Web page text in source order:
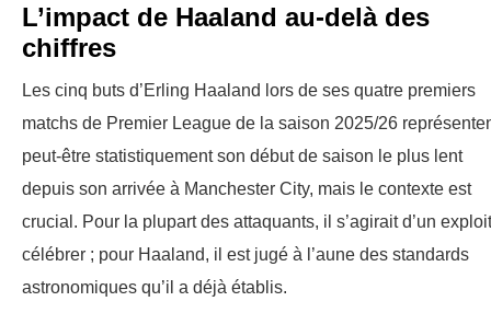
L’impact de Haaland au-delà des
chiffres
Les cinq buts d’Erling Haaland lors de ses quatre premiers
matchs de Premier League de la saison 2025/26
peut-être statistiquement son début de saison le plus lent
depuis son arrivée à Manchester City, mais le contexte est
crucial. Pour la plupart des attaquants, il s’agirait d’un
célébrer ; pour Haaland, il est jugé à l’aune des standards
astronomiques qu’il a déjà établis.